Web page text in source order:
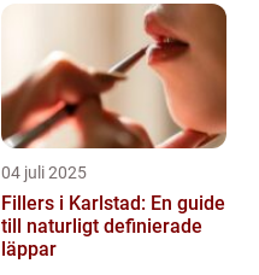
04 juli 2025
Fillers i Karlstad: En guide
till naturligt definierade
läppar